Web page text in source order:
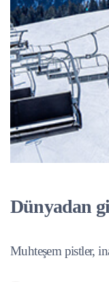
Dünyadan
Muhteşem pistler,